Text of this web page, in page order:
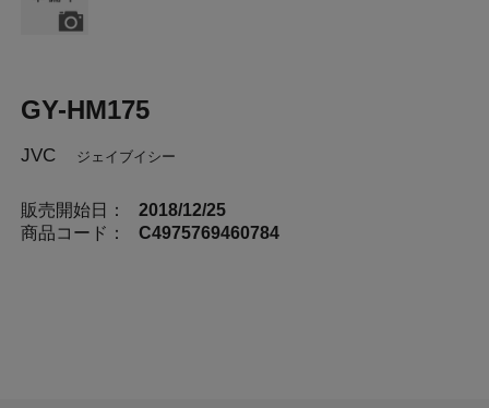
GY-HM175
JVC ジェイブイシー
販売開始日：
2018/12/25
商品コード：
C4975769460784